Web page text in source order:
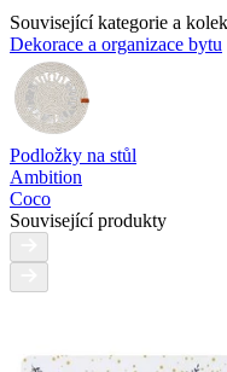
Související kategorie a
Dekorace a organizace bytu
Podložky na stůl
Ambition
Coco
Související produkty